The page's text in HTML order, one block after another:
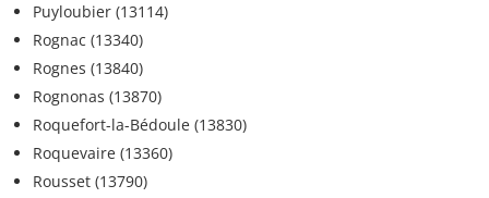
Puyloubier (13114)
Rognac (13340)
Rognes (13840)
Rognonas (13870)
Roquefort-la-Bédoule (13830)
Roquevaire (13360)
Rousset (13790)